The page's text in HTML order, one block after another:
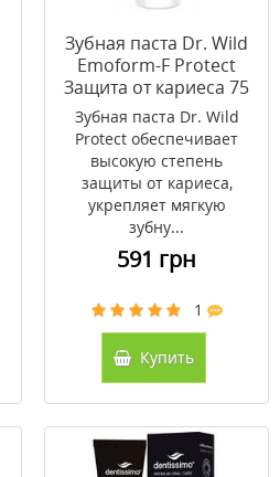
Зубная паста Dr. Wild
Emoform-F Protect
Защита от кариеса 75
мл
Зубная паста Dr. Wild
Protect обеспечивает
высокую степень
защиты от кариеса,
укрепляет мягкую
зубну...
591 грн
1
Купить